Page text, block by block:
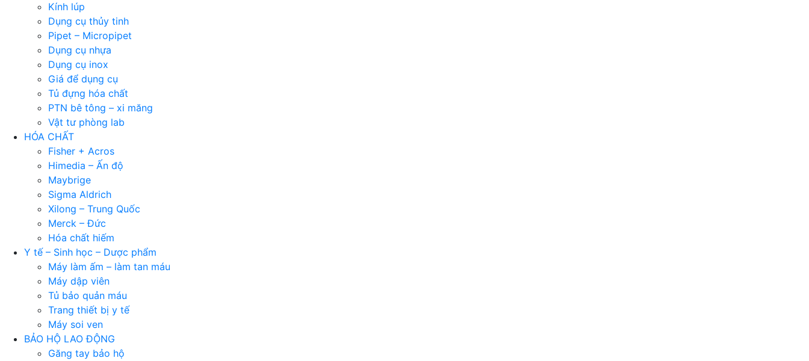
Kính lúp
Dụng cụ thủy tinh
Pipet – Micropipet
Dụng cụ nhựa
Dụng cụ inox
Giá để dụng cụ
Tủ đựng hóa chất
PTN bê tông – xi măng
Vật tư phòng lab
HÓA CHẤT
Fisher + Acros
Himedia – Ấn độ
Maybrige
Sigma Aldrich
Xilong – Trung Quốc
Merck – Đức
Hóa chất hiếm
Y tế – Sinh học – Dược phẩm
Máy làm ấm – làm tan máu
Máy dập viên
Tủ bảo quản máu
Trang thiết bị y tế
Máy soi ven
BẢO HỘ LAO ĐỘNG
Găng tay bảo hộ